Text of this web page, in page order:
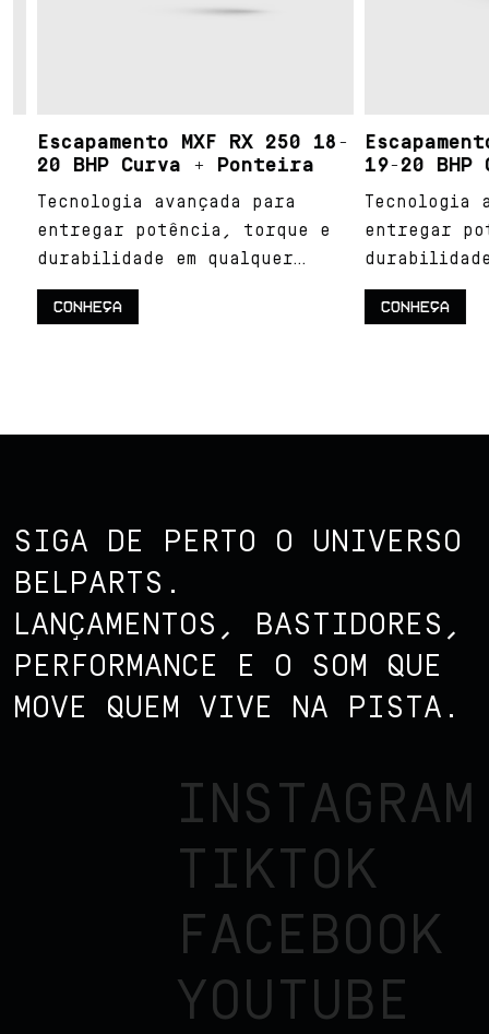
Escapamento MXF RX 250 18-
20 BHP Curva + Ponteira
Tecnologia avançada para
entregar potência, torque e
durabilidade em qualquer
terreno.
CONHEÇA
Escapamento
19-20 BHP
Tecnologia
entregar
durabilidade
terreno.
CONHEÇA
SIGA DE PERTO O UNIVERSO
BELPARTS.
LANÇAMENTOS, BASTIDORES,
PERFORMANCE E O SOM QUE
MOVE QUEM VIVE NA PISTA.
INSTAGRAM
TIKTOK
FACEBOOK
YOUTUBE